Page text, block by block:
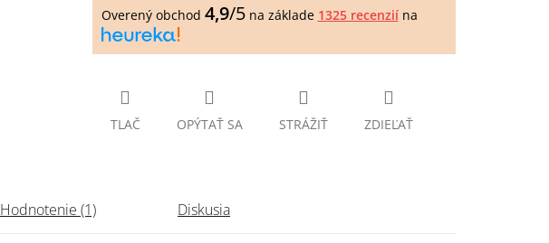
TLAČ OPÝTAŤ SA STRÁŽIŤ ZDIEĽAŤ
Overený obchod 4,9/5na základe 1325 recenziína
Hodnotenie (1) Diskusia